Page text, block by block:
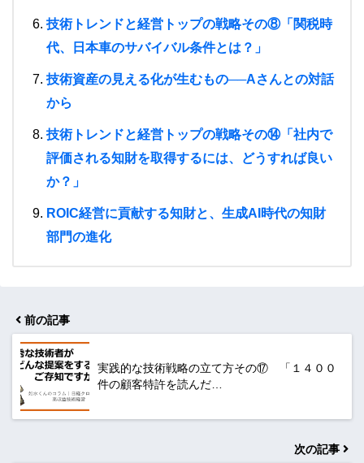
技術トレンドと経営トップの戦略その⑧「関税時
代、日本車のサバイバル条件とは？」
技術資産の見える化が生むもの──Aさんとの対話
から
技術トレンドと経営トップの戦略その⑭「社内で
評価される知財を取得するには、どうすれば良い
か？」
ROIC経営に貢献する知財と、生成AI時代の知財
部門の進化
前の記事
実践的な技術戦略の立て方その⑰ 「１４００
件の顧客特許を読んだ…
次の記事